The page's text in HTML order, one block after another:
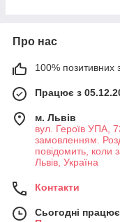
Про нас
100% позитивних
Працює з
м. Львів
вул. Героїв УПА,
замовленням.
повідомить, коли
Львів, Україна
Контакти
Сьогодні